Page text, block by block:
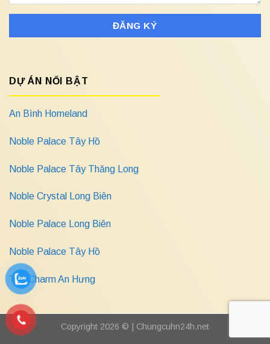
DỰ ÁN NỔI BẬT
An Bình Homeland
Noble Palace Tây Hồ
Noble Palace Tây Thăng Long
Noble Crystal Long Biên
Noble Palace Long Biên
Noble Palace Tây Hồ
The Charm An Hưng
Copyright 2026 © | Chungcuhn24h.net